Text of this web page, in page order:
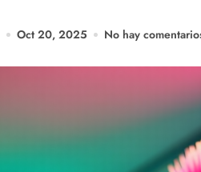
Oct 20, 2025 No hay